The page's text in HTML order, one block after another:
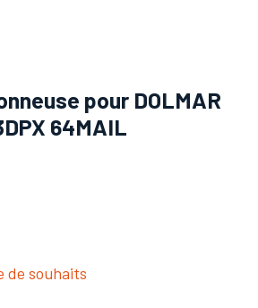
pour DOLMAR
64MAIL
de souhaits